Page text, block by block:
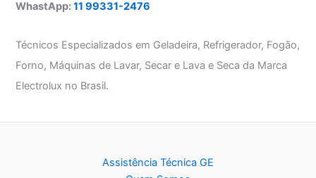
WhastApp:11 99331-2476
Técnicos Especializados em Geladeira, Refrigerador, Fogão,
Forno, Máquinas de Lavar, Secar e Lava e Seca da Marca
Electrolux no Brasil.
Assistência Técnica GE